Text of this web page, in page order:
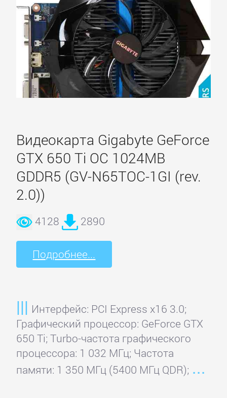
Видеокарта Gigabyte GeForce
GTX 650 Ti OC 1024MB
GDDR5 (GV-N65TOC-1GI (rev.
2.0))
4128 2890
Подробнее...
Интерфейс: PCI Express x16 3.0;
Графический процессор: GeForce GTX
650 Ti; Turbo-частота графического
процессора: 1 032 МГц; Частота
памяти: 1 350 МГц (5400 МГц QDR);
Главное
Главная
Регистрация
Вход
Карта
сайта
ВИДЕОКАРТЫ